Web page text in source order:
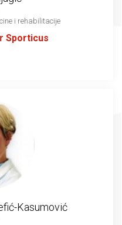
i rehabilitacije
Sporticus
Kasumović